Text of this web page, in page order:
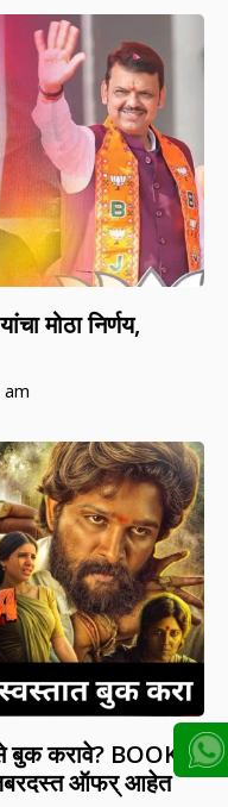
मोठा निर्णय,
am
बुक करावे? BOOK
ऑफर् आहेत